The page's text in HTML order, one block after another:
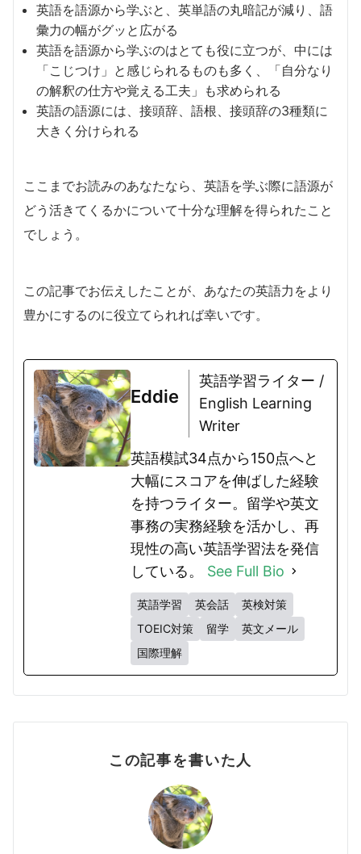
英語を語源から学ぶと、英単語の丸暗記が減り、語
彙力の幅がグッと広がる
英語を語源から学ぶのはとても役に立つが、中には
「こじつけ」と感じられるものも多く、「自分なり
の解釈の仕方や覚える工夫」も求められる
英語の語源には、接頭辞、語根、接頭辞の3種類に
大きく分けられる
ここまでお読みのあなたなら、英語を学ぶ際に語源が
どう活きてくるかについて十分な理解を得られたこと
でしょう。
この記事でお伝えしたことが、あなたの英語力をより
豊かにするのに役立てられれば幸いです。
Eddie
英語学習ライター /
English Learning
Writer
英語模試34点から150点へと
大幅にスコアを伸ばした経験
を持つライター。留学や英文
事務の実務経験を活かし、再
現性の高い英語学習法を発信
している。 See Full Bio
英語学習 英会話
英検対策
TOEIC対策
留学
英文メール
国際理解
この記事を書いた人